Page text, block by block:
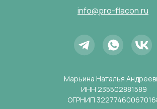
info@pro-flacon.ru
Марьина Наталья
ИНН 235502881589
ОГРНИП